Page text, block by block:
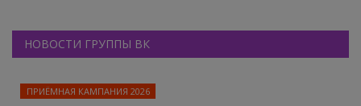
НОВОСТИ ГРУППЫ ВК
ПРИЁМНАЯ КАМПАНИЯ 2026